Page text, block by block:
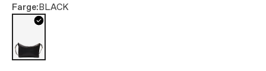
Farge:BLACK